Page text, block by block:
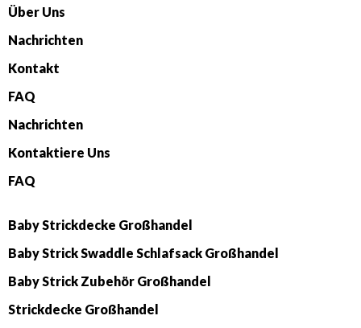
Über Uns
Nachrichten
Kontakt
FAQ
Nachrichten
Kontaktiere Uns
FAQ
Baby Strickdecke Großhandel
Baby Strick Swaddle Schlafsack Großhandel
Baby Strick Zubehör Großhandel
Strickdecke Großhandel